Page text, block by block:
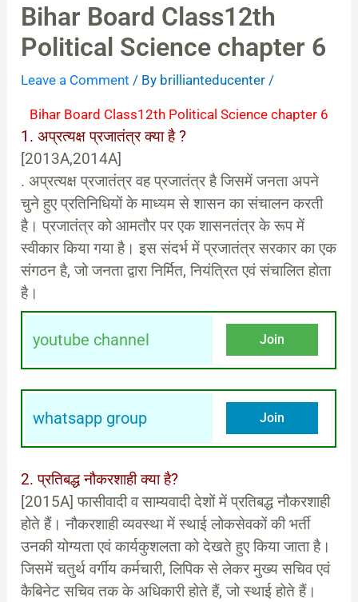
Bihar Board Class12th
Political Science chapter 6
Leave a Comment / By brillianteducenter /
Bihar Board Class12th Political Science chapter 6
1. अप्रत्यक्ष प्रजातंत्र क्या है ?
[2013A,2014A]
. अप्रत्यक्ष प्रजातंत्र वह प्रजातंत्र है जिसमें जनता अपने
चुने हुए प्रतिनिधियों के माध्यम से शासन का संचालन करती
है। प्रजातंत्र को आमतौर पर एक शासनतंत्र के रूप में
स्वीकार किया गया है। इस संदर्भ में प्रजातंत्र सरकार का एक
संगठन है, जो जनता द्वारा निर्मित, नियंत्रित एवं संचालित होता
है।
youtube channel Join
whatsapp group Join
2. प्रतिबद्ध नौकरशाही क्या है?
[2015A] फासीवादी व साम्यवादी देशों में प्रतिबद्ध नौकरशाही
होते हैं। नौकरशाही व्यवस्था में स्थाई लोकसेवकों की भर्ती
उनकी योग्यता एवं कार्यकुशलता को देखते हुए किया जाता है।
जिसमें चतुर्थ वर्गीय कर्मचारी, लिपिक से लेकर मुख्य सचिव एवं
कैबिनेट सचिव तक के अधिकारी होते हैं, जो स्थाई होते हैं।